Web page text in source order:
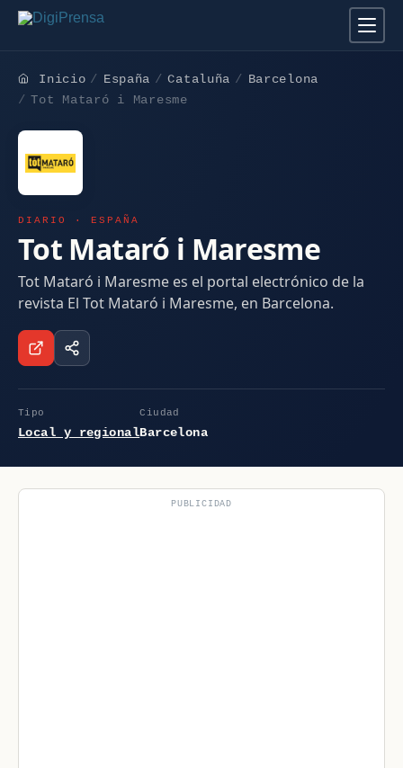
Inicio España Cataluña
Barcelona
Tot Mataró i Maresme
DIARIO · ESPAÑA
Tot Mataró i Maresme
Tot Mataró i Maresme es el portal electrónico de la
revista El Tot Mataró i Maresme, en Barcelona.
Tipo
Local y regional
Ciudad
Barcelona
PUBLICIDAD